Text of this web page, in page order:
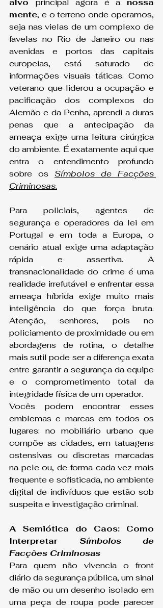
mente, e o terreno onde operamos,
seja nas vielas de um complexo de
favelas no Rio de Janeiro ou nas
avenidas e portos das capitais
europeias, está saturado de
informações visuais táticas. Como
veterano que liderou a ocupação e
pacificação dos complexos do
Alemão e da Penha, aprendi a duras
penas que a antecipação da
ameaça exige uma leitura cirúrgica
do ambiente. É exatamente aqui que
entra o entendimento profundo
sobre os Símbolos de Facções
Criminosas.
Para policiais, agentes de
segurança e operadores da lei em
Portugal e em toda a Europa, o
cenário atual exige uma adaptação
rápida e assertiva. A
transnacionalidade do crime é uma
realidade irrefutável e enfrentar essa
ameaça híbrida exige muito mais
inteligência do que força bruta.
Atenção, senhores, pois no
policiamento de proximidade ou em
abordagens de rotina, o detalhe
mais sutil pode ser a diferença exata
entre garantir a segurança da equipe
e o comprometimento total da
integridade física de um operador.
Vocês podem encontrar esses
emblemas e marcas em todos os
lugares: no mobiliário urbano que
compõe as cidades, em tatuagens
ostensivas ou discretas marcadas
na pele ou, de forma cada vez mais
frequente e sofisticada, no ambiente
digital de indivíduos que estão sob
suspeita e investigação criminal.
A Semiótica do Caos: Como
Interpretar Símbolos de
Facções Criminosas
Para quem não vivencia o front
diário da segurança pública, um sinal
de mão ou um desenho isolado em
uma peça de roupa pode parecer